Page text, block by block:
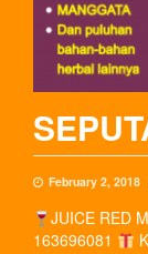
February 2, 2018
JUICE RED
163696081